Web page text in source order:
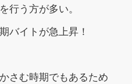
行う方が多い。
バイトが急上昇！
さむ時期でもあるため